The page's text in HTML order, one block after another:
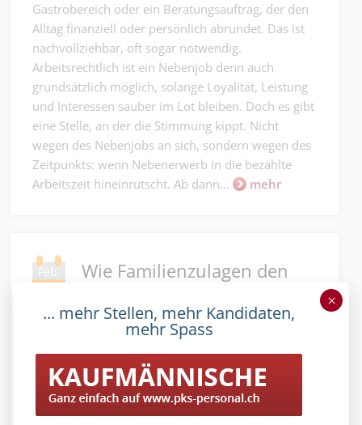
Gastrobereich oder ein Beratungsauftrag, der den
Alltag finanziell oder persönlich abrundet. Das ist
nachvollziehbar, oft sogar notwendig.
Arbeitsrechtlich ist ein Nebenjob denn auch
grundsätzlich möglich, solange Loyalität, Leistung
und Interessen sauber im Lot bleiben. Doch es gibt
eine Stelle, an der die Stimmung kippt. Nicht
wegen des Nebenjobs an sich, sondern wegen des
Zeitpunkts: wenn Nebenerwerb in die bezahlte
Arbeitszeit hineinrutscht. Ab dann...
mehr
Feb.
25
Wie Familienzulagen den
Temporärmarkt verzerren
können.
Author: PersonalRadar
... mehr Stellen, mehr Kandidaten,
mehr Spass
×